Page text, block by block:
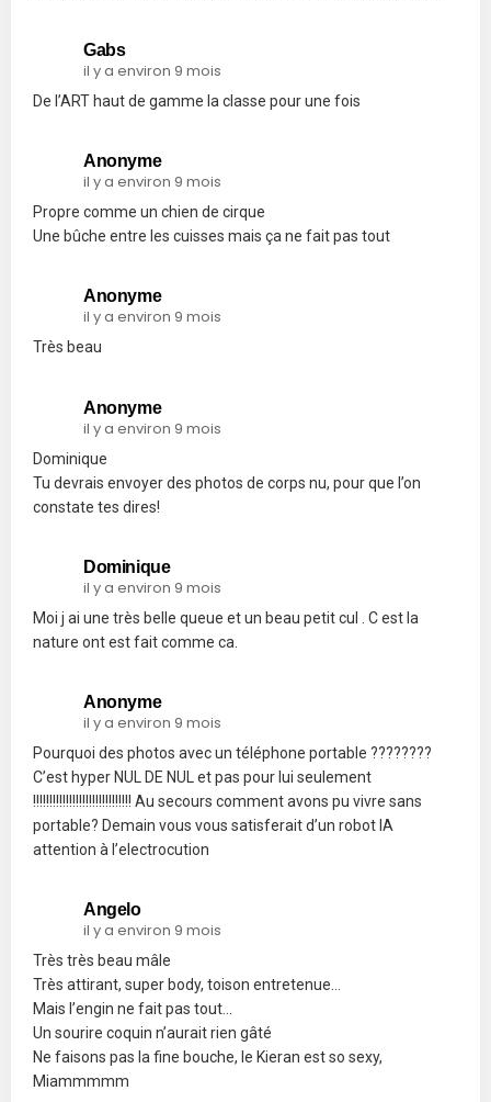
Gabs
il y a environ 9 mois
De l’ART haut de gamme la classe pour une fois
Anonyme
il y a environ 9 mois
Propre comme un chien de cirque
Une bûche entre les cuisses mais ça ne fait pas tout
Anonyme
il y a environ 9 mois
Très beau
Anonyme
il y a environ 9 mois
Dominique
Tu devrais envoyer des photos de corps nu, pour que l’on
constate tes dires!
Dominique
il y a environ 9 mois
Moi j ai une très belle queue et un beau petit cul . C est la
nature ont est fait comme ca.
Anonyme
il y a environ 9 mois
Pourquoi des photos avec un téléphone portable ????????
C’est hyper NUL DE NUL et pas pour lui seulement
!!!!!!!!!!!!!!!!!!!!!!!!!!!!!! Au secours comment avons pu vivre sans
portable? Demain vous vous satisferait d’un robot IA
attention à l’electrocution
Angelo
il y a environ 9 mois
Très très beau mâle
Très attirant, super body, toison entretenue…
Mais l’engin ne fait pas tout…
Un sourire coquin n’aurait rien gâté
Ne faisons pas la fine bouche, le Kieran est so sexy,
Miammmmm